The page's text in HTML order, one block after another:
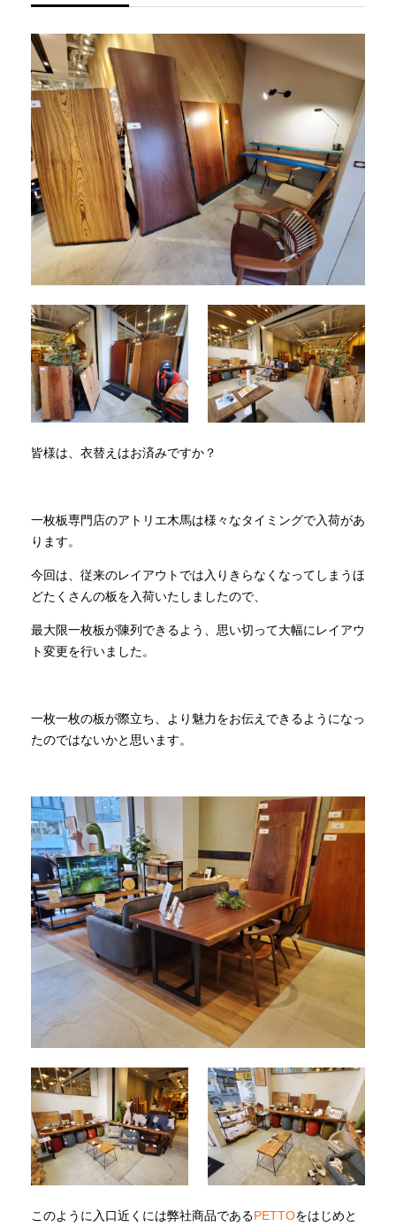
皆様は、衣替えはお済みですか？
一枚板専門店のアトリエ木馬は様々なタイミングで入荷があ
ります。
今回は、従来のレイアウトでは入りきらなくなってしまうほ
どたくさんの板を入荷いたしましたので、
最大限一枚板が陳列できるよう、思い切って大幅にレイアウ
ト変更を行いました。
一枚一枚の板が際立ち、より魅力をお伝えできるようになっ
たのではないかと思います。
このように入口近くには弊社商品であるPETTOをはじめと